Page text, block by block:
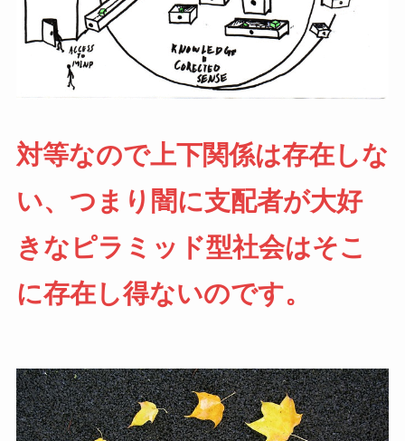
対等なので上下関係は存在しな
い、つまり闇に支配者が大好
きなピラミッド型社会はそこ
に存在し得ないのです。